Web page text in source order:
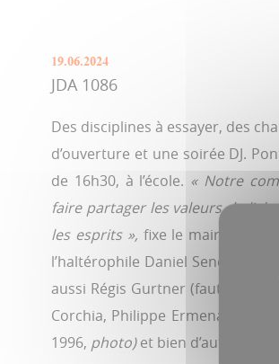
19.06.2024
JDA 1086
Des disciplines à essayer, des
d’ouverture et une soirée DJ.
de 16h30, à l’école. « Notre
faire partager les valeurs de
les esprits », fixe le maire Loïc
l’haltérophile Daniel Senet
aussi Régis Gurtner (faut-il le
Corchia, Philippe Ermenault
1996, photo)et bien d’autres.